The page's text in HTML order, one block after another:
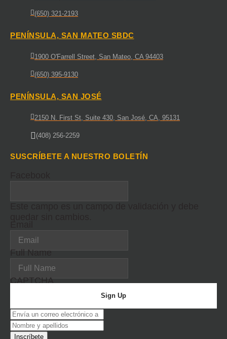
(650) 321-2193
PENÍNSULA, SAN MATEO SBDC
1900 O'Farrell Street, San Mateo, CA 94403
(650) 395-9130
PENÍNSULA, SAN JOSÉ
2150 N. First St, Suite 430, San José, CA, 95131
(408) 256-2259
SUSCRÍBETE A NUESTRO BOLETÍN
Full Name
CAPTCHA